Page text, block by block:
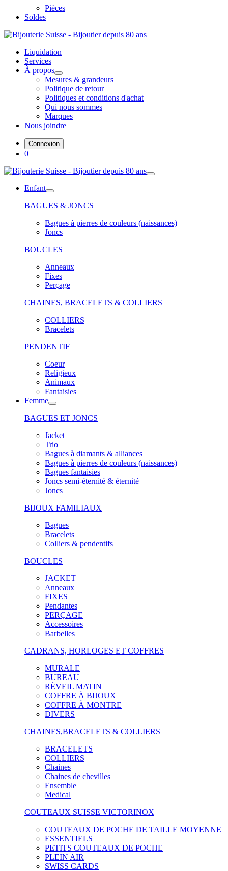
Pièces
Soldes
Liquidation
Services
À propos
Mesures & grandeurs
Politique de retour
Politiques et conditions d'achat
Qui nous sommes
Marques
Nous joindre
Connexion
0
Enfant
BAGUES & JONCS
Bagues à pierres de couleurs (naissances)
Joncs
BOUCLES
Anneaux
Fixes
Perçage
CHAINES, BRACELETS & COLLIERS
COLLIERS
Bracelets
PENDENTIF
Coeur
Religieux
Animaux
Fantaisies
Femme
BAGUES ET JONCS
Jacket
Trio
Bagues à diamants & alliances
Bagues à pierres de couleurs (naissances)
Bagues fantaisies
Joncs semi-éternité & éternité
Joncs
BIJOUX FAMILIAUX
Bagues
Bracelets
Colliers & pendentifs
BOUCLES
JACKET
Anneaux
FIXES
Pendantes
PERÇAGE
Accessoires
Barbelles
CADRANS, HORLOGES ET COFFRES
MURALE
BUREAU
RÉVEIL MATIN
COFFRE À BIJOUX
COFFRE À MONTRE
DIVERS
CHAINES,BRACELETS & COLLIERS
BRACELETS
COLLIERS
Chaines
Chaines de chevilles
Ensemble
Medical
COUTEAUX SUISSE VICTORINOX
COUTEAUX DE POCHE DE TAILLE MOYENNE
ESSENTIELS
PETITS COUTEAUX DE POCHE
PLEIN AIR
SWISS CARDS